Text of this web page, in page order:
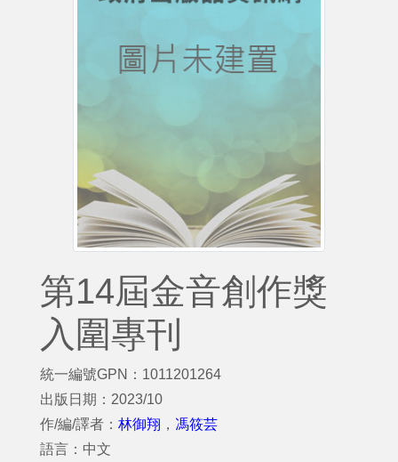
第14屆金音創作獎
入圍專刊
統一編號GPN：1011201264
出版日期：2023/10
作/編/譯者： 林御翔 ， 馮筱芸
語言：中文